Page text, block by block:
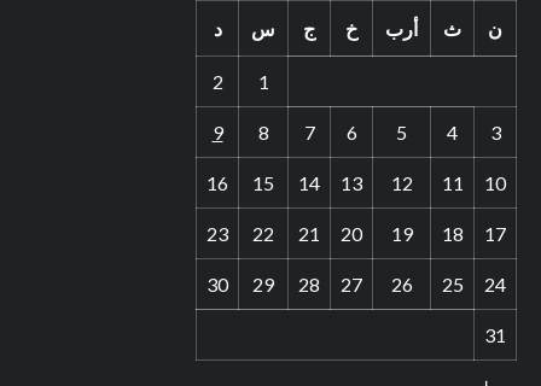
ن ث أرب خ ج س د
1
2
3
4
5
6
7
8
9
10
11
12
13
14
15
16
17
18
19
20
21
22
23
24
25
26
27
28
29
30
31